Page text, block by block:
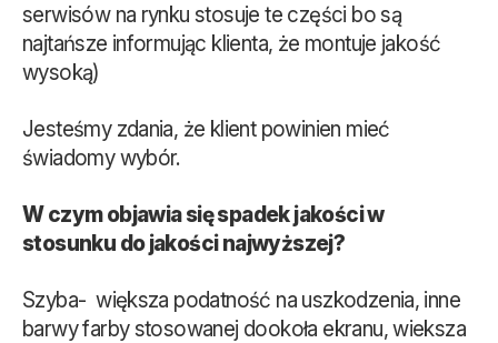
serwisów na rynku stosuje te części bo są
najtańsze informując klienta, że montuje jakość
wysoką)
Jesteśmy zdania, że klient powinien mieć
świadomy wybór.
W czym objawia się spadek jakości w
stosunku do jakości najwyższej?
Szyba- większa podatność na uszkodzenia, inne
barwy farby stosowanej dookoła ekranu, wieksza